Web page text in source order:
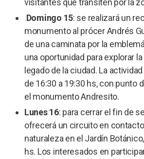
visitantes que transiten por la
Domingo 15: se realizará un
monumento al prócer Andrés
de una caminata por la
una oportunidad para explorar la
legado de la ciudad. La
de 16:30 a 19:30 hs, con punto
el monumento Andresito.
Lunes 16: para cerrar el fin de
ofrecerá un circuito en
naturaleza en el Jardín
hs. Los interesados en